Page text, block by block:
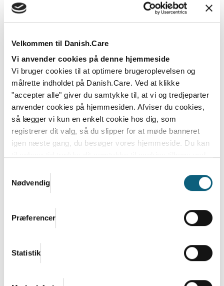
Velkommen til Danish.Care
Vi anvender cookies på denne hjemmeside
Vi bruger cookies til at optimere brugeroplevelsen og
målrette indholdet på Danish.Care. Ved at klikke
"accepter alle" giver du samtykke til, at vi og tredjeparter
anvender cookies på hjemmesiden. Afviser du cookies,
så lægger vi kun en enkelt cookie hos dig, som
registrerer dit valg, så du slipper for at møde banneret
igen næste gang, du besøger vores hjemmeside. Du kan
Danish.Cares privatlivs- og cookiepolitik
Nødvendig
Præferencer
Statistik
Danish.Care – Sammen skaber vi
fremtidens sundheds- og
velfærdsløsninger
Danish.Care er brancheforeningen for
virksomheder inden for hjælpemidler, sundheds-
Læs mere